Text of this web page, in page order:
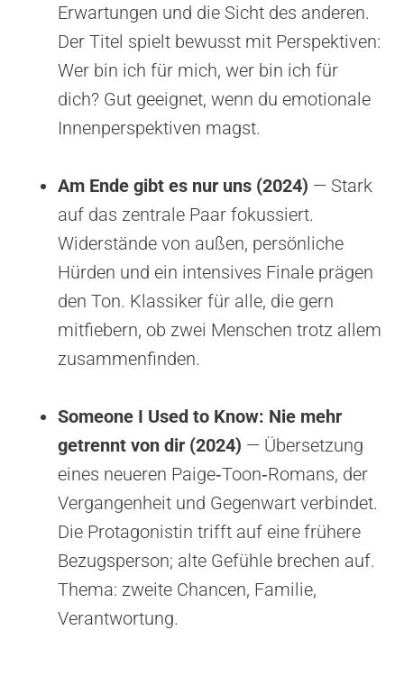
Erwartungen und die Sicht des anderen.
Der Titel spielt bewusst mit Perspektiven:
Wer bin ich für mich, wer bin ich für
dich? Gut geeignet, wenn du emotionale
Innenperspektiven magst.
Am Ende gibt es nur uns (2024) — Stark
auf das zentrale Paar fokussiert.
Widerstände von außen, persönliche
Hürden und ein intensives Finale prägen
den Ton. Klassiker für alle, die gern
mitfiebern, ob zwei Menschen trotz allem
zusammenfinden.
Someone I Used to Know: Nie mehr
getrennt von dir (2024) — Übersetzung
eines neueren Paige‑Toon‑Romans, der
Vergangenheit und Gegenwart verbindet.
Die Protagonistin trifft auf eine frühere
Bezugsperson; alte Gefühle brechen auf.
Thema: zweite Chancen, Familie,
Verantwortung.